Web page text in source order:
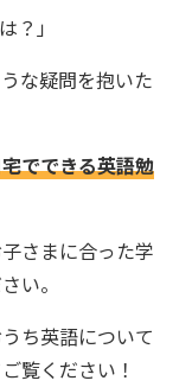
？」
な疑問を抱いた
でできる英語勉
さまに合った学
い。
ち英語について
覧ください！